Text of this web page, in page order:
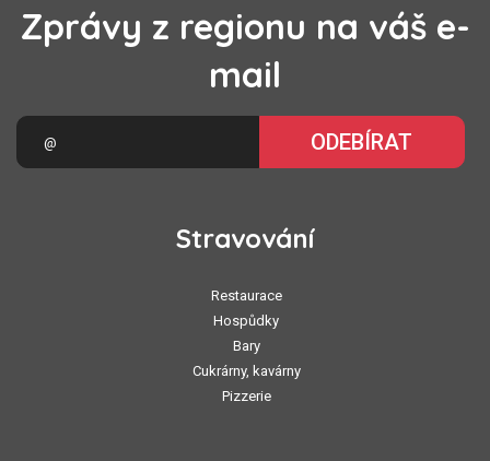
Zprávy z regionu na váš e-
mail
ODEBÍRAT
Stravování
Restaurace
Hospůdky
Bary
Cukrárny, kavárny
Pizzerie